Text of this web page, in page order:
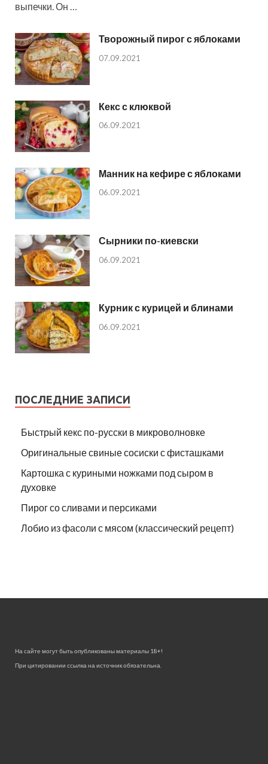
выпечки. Он …
Творожный пирог с яблоками
07.09.2021
Кекс с клюквой
06.09.2021
Манник на кефире с яблоками
06.09.2021
Сырники по-киевски
06.09.2021
Курник с курицей и блинами
06.09.2021
ПОСЛЕДНИЕ ЗАПИСИ
Быстрый кекс по-русски в микроволновке
Оригинальные свиные сосиски с фисташками
Картошка с куриными ножками под сыром в
духовке
Пирог со сливами и персиками
Лобио из фасоли с мясом (классический рецепт)
На сайте могут быть опубликованы материалы 18+!
При цитировании ссылка на источник обязательна.